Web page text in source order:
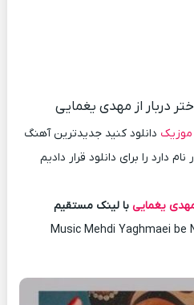
دربار از مهدی یغمایی
موزیک دانلود کنید جدیدترین آهنگ
دارد را برای دانلود قرار دادیم
یغمایی با لینک مستقیم
Music Mehdi Yaghmaei be